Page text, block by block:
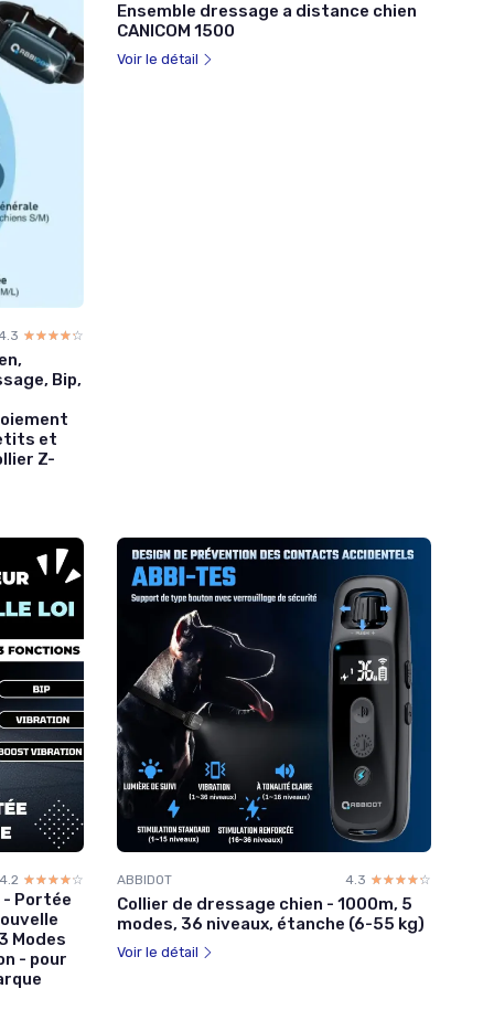
☆☆☆☆☆
★★★★★
Bip,
et
Z-
Ensemble dressage a distance chien
CANICOM 1500
Voir le détail
4.2 ☆☆☆☆☆
★★★★★
- Portée
Modes
- pour
ABBIDOT 4.3 ☆☆☆☆☆
★★★★★
Collier de dressage chien - 1000m, 5
modes, 36 niveaux, étanche (6-55 kg)
Voir le détail